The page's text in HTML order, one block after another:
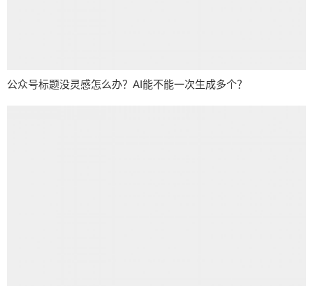
公众号标题没灵感怎么办？AI能不能一次生成多个？